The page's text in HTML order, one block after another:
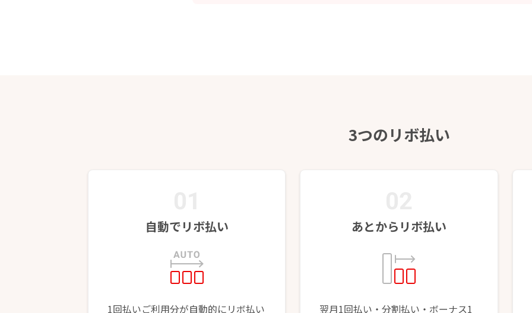
3つのリボ払い
自動でリボ払い
1回払いご利用分が自動的にリボ払い
あとからリボ払い
翌月1回払い・分割払い・ボーナス1